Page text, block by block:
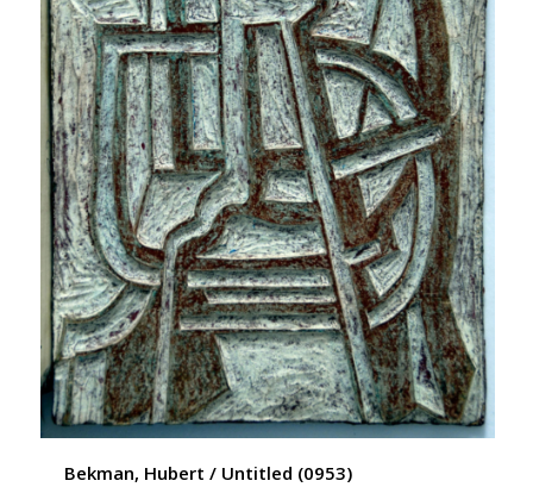
Bekman, Hubert / Untitled (0953)